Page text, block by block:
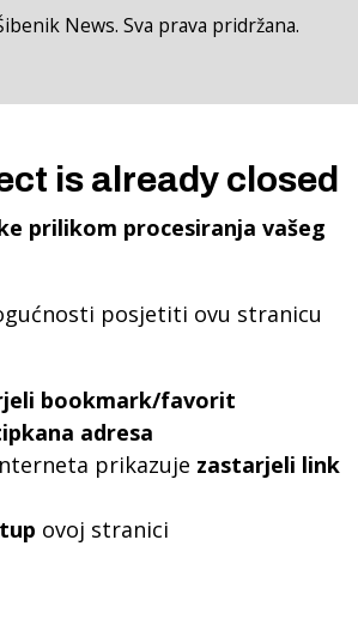
News. Sva prava pridržana.
is already closed
prilikom procesiranja vašeg
posjetiti ovu stranicu
bookmark/favorit
adresa
prikazuje zastarjeli link
ovoj stranici